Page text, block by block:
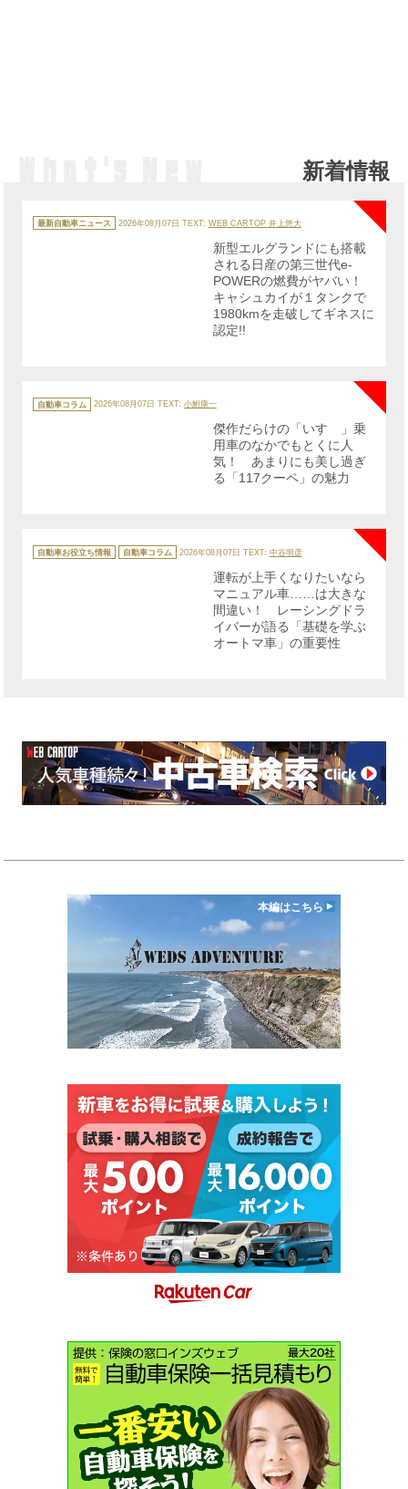
新着情報
テ
ゴ
最新自動車ニュース 2026年08月07日 TEXT: WEB CARTOP 井上悠大
NEW
新型エルグランドにも搭載
される日産の第三世代e-
POWERの燃費がヤバい！
キャシュカイが１タンクで
1980kmを走破してギネスに
認定!!
テ
ゴ
自動車コラム 2026年08月07日 TEXT: 小鮒康一
傑作だらけの「いすゞ」乗
用車のなかでもとくに人
気！ あまりにも美し過ぎ
る「117クーペ」の魅力
テ
ゴ
自動車お役立ち情報 自動車コラム 2026年08月07日 TEXT: 中谷明彦
運転が上手くなりたいなら
マニュアル車……は大きな
間違い！ レーシングドラ
イバーが語る「基礎を学ぶ
オートマ車」の重要性
本編はこちら